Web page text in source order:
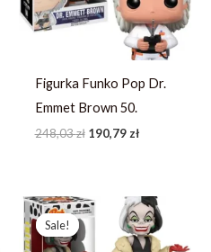
Figurka Funko Pop Dr.
Emmet Brown 50.
248,03zł 190,79 zł
Sale!
Sale!
Pierwotna
cena
wynosiła:
208,25 zł.
Aktualna
cena
wynosi:
160,19 zł.